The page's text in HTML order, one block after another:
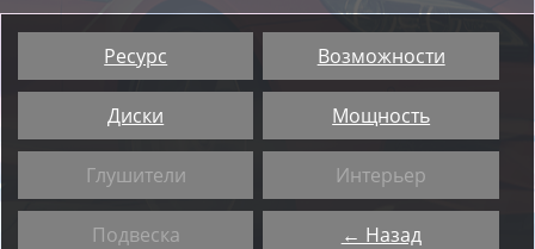
Ресурс Возможности
Диски Мощность
Глушители Интерьер
Подвеска ← Назад